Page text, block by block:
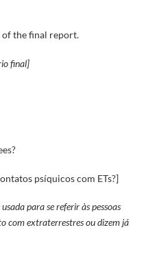
of the final report.
final]
psíquicos com ETs?]
para se referir às pessoas
com extraterrestres ou dizem já